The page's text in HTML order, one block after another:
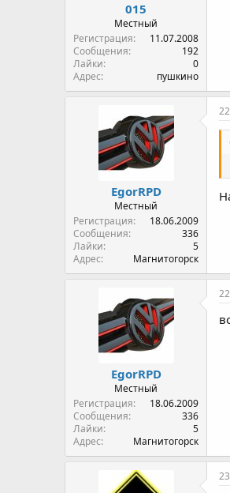
015
Местный
Регистрация
11.07.2008
Сообщения
192
Лайки
0
Адрес
пушкино
EgorRPD
Местный
Регистрация
18.06.2009
Сообщения
336
Лайки
5
Адрес
Магнитогорск
EgorRPD
Местный
Регистрация
18.06.2009
Сообщения
336
Лайки
5
Адрес
Магнитогорск